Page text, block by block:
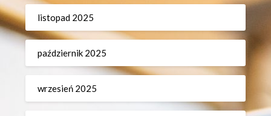
listopad 2025
październik 2025
wrzesień 2025